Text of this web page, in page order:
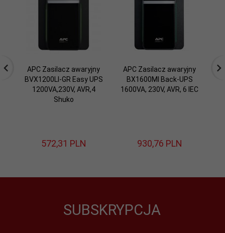
APC Zasilacz awaryjny
BVX1200LI-GR Easy UPS
1200VA,230V, AVR,4
Shuko
572,31 PLN
APC Zasilacz awaryjny
BX1600MI Back-UPS
1600VA, 230V, AVR, 6 IEC
930,76 PLN
SUBSKRYPCJA